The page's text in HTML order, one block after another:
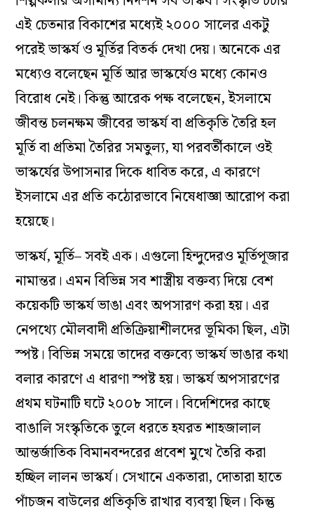
এই চেতনার বিকাশের মধ্যেই ২০০০ সালের একটু
পরেই ভাস্কর্য ও মূর্তির বিতর্ক দেখা দেয়। অনেকে এর
মধ্যেও বলেছেন মূর্তি আর ভাস্কর্যেও মধ্যে কোনও
বিরোধ নেই। কিন্তু আরেক পক্ষ বলেছেন, ইসলামে
জীবন্ত চলনক্ষম জীবের ভাস্কর্য বা প্রতিকৃতি তৈরি হল
মূর্তি বা প্রতিমা তৈরির সমতুল্য, যা পরবর্তীকালে ওই
ভাস্কর্যের উপাসনার দিকে ধাবিত করে, এ কারণে
ইসলামে এর প্রতি কঠোরভাবে নিষেধাজ্ঞা আরোপ করা
হয়েছে।
ভাস্কর্য, মূর্তি– সবই এক। এগুলো হিন্দুদেরও মূর্তিপূজার
নামান্তর। এমন বিভিন্ন সব শাস্ত্রীয় বক্তব্য দিয়ে বেশ
কয়েকটি ভাস্কর্য ভাঙা এবং অপসারণ করা হয়। এর
নেপথ্যে মৌলবাদী প্রতিক্রিয়াশীলদের ভূমিকা ছিল, এটা
স্পষ্ট। বিভিন্ন সময়ে তাদের বক্তব্যে ভাস্কর্য ভাঙার কথা
বলার কারণে এ ধারণা স্পষ্ট হয়। ভাস্কর্য অপসারণের
প্রথম ঘটনাটি ঘটে ২০০৮ সালে। বিদেশিদের কাছে
বাঙালি সংস্কৃতিকে তুলে ধরতে হযরত শাহজালাল
আন্তর্জাতিক বিমানবন্দরের প্রবেশ মুখে তৈরি করা
হচ্ছিল লালন ভাস্কর্য। সেখানে একতারা, দোতারা হাতে
পাঁচজন বাউলের প্রতিকৃতি রাখার ব্যবস্থা ছিল। কিন্তু